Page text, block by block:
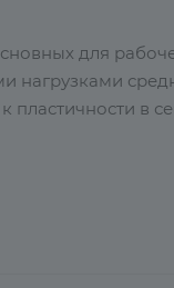
для
нагрузками
пластичности в